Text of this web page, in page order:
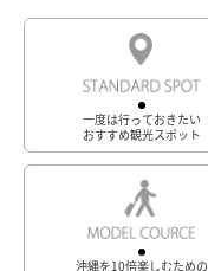
一度は行っておきたい
おすすめ観光スポット
沖縄を10倍楽しむための